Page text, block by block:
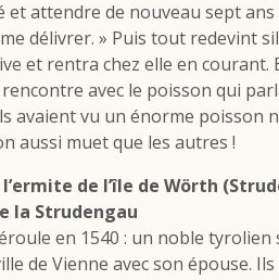
et attendre de nouveau sept
délivrer. » Puis tout redevint
et rentra chez elle en courant.
avec le poisson qui
avaient vu un énorme poisson
aussi muet que les autres !
de l’île de Wörth
la Strudengau
en 1540 : un noble
de Vienne avec son épouse.